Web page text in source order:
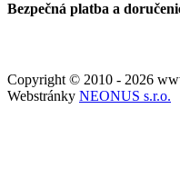
Bezpečná platba a
Copyright © 2010 - 2026
Webstránky NEONUS s.r.o.